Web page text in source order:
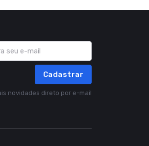
Cadastrar
novidades direto por e-mail